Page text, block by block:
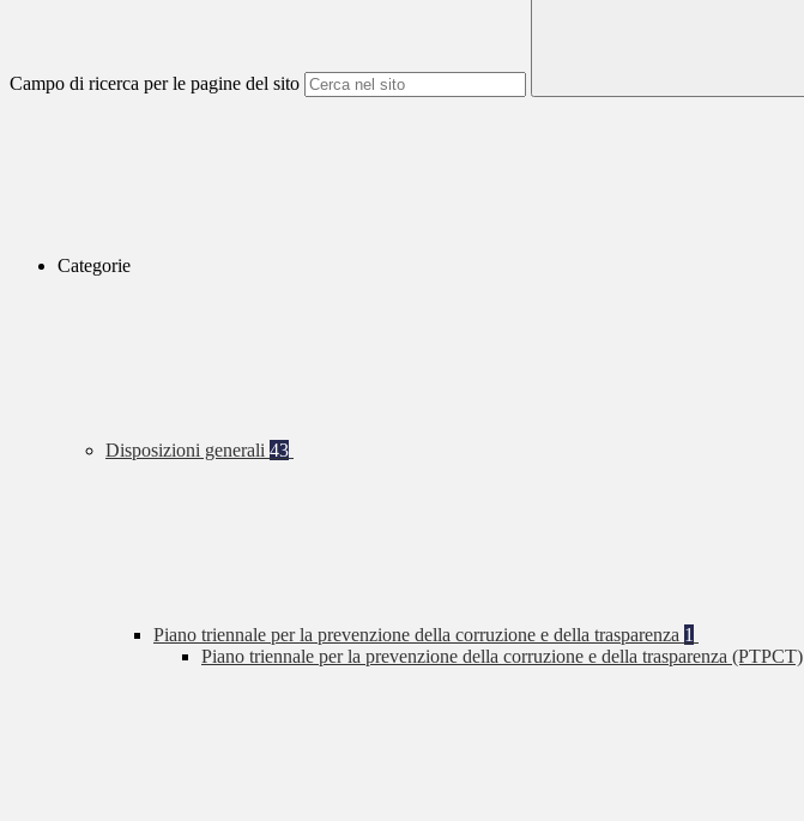
Campo di ricerca per le pagine del sito
Categorie
Disposizioni generali 43
Piano triennale per la prevenzione della corruzione e della trasparenza 1
Piano triennale per la prevenzione della corruzione e della trasparenza (PTPCT)